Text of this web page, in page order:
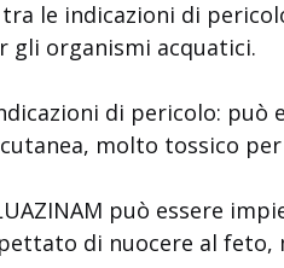
ra le indicazioni di
gli organismi acquatici.
di pericolo:
molto tossico
può essere
di nuocere al